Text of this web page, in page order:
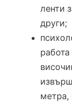
ленти
други;
метра,